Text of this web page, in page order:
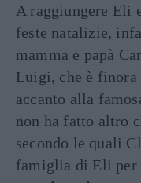
A raggiungere Eli
feste natalizie,
mamma e papà
Luigi, che è finora
accanto alla
non ha fatto altro
secondo le quali
famiglia di Eli